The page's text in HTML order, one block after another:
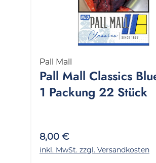
Pall Mall
Pall Mall Classics
1 Packung 22 Stück
8,00 €
inkl. MwSt. zzgl. Versandkosten